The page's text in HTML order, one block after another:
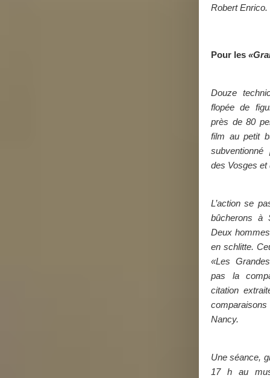
Robert Enrico.
Pour les
Douze
flopée de
près de 80
film au petit
des Vosges et
L’action se
bûcherons à
Deux
en schlitte.
«Les
pas la
citation
Nancy.
Une séance,
17 h au